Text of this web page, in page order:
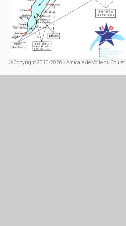
© Copyright 2010-2026 - Amicale de Voile du Coulet